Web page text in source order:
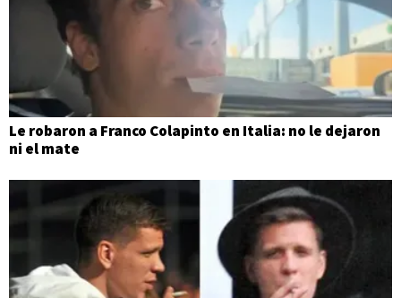
Le robaron a Franco Colapinto en Italia: no le dejaron
ni el mate